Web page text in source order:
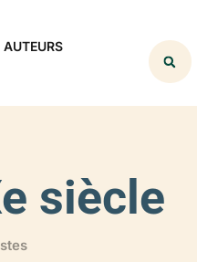
AUTEURS
siècle